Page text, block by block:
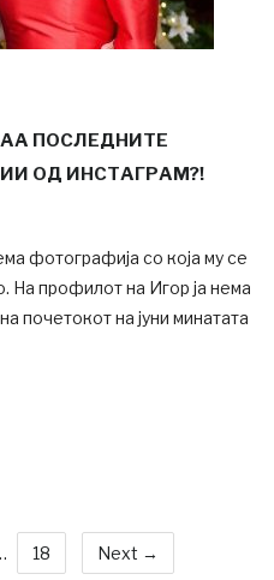
ПОСЛЕДНИТЕ
ОД ИНСТАГРАМ?!
фотографија со која му се
На профилот на Игор ја нема
почетокот на јуни минатата
18 Next →